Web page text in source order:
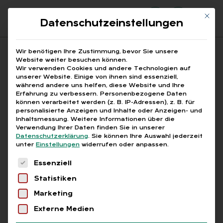
Suchfeld
Suchen
Breadcrumb-Navigation
STARTSEITE KÜNDIGUNGSRECHT
Alle Bei­trä­ge mit dem
Schlag­wort „Kün­di­
gungs­recht“
Mit
Datenschutzeinstellungen
Wir benötigen Ihre Zustimmung, bevor Sie unsere
Website weiter besuchen können.
Wir verwenden Cookies und andere Technologien auf
unserer Website. Einige von ihnen sind essenziell,
während andere uns helfen, diese Website und Ihre
Erfahrung zu verbessern. Personenbezogene Daten
können verarbeitet werden (z. B. IP-Adressen), z. B. für
personalisierte Anzeigen und Inhalte oder Anzeigen- und
Inhaltsmessung. Weitere Informationen über die
Verwendung Ihrer Daten finden Sie in unserer
Datenschutzerklärung. Sie können Ihre Auswahl jederzeit
unter Einstellungen widerrufen oder anpassen.
Es folgt eine Liste der Service-Gruppen, für
Essenziell
Statistiken
Marketing
Externe Medien